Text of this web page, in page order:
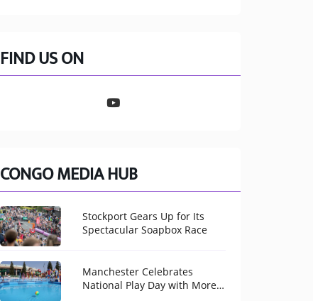
FIND US ON
CONGO MEDIA HUB
Stockport Gears Up for Its
Spectacular Soapbox Race
Manchester Celebrates
National Play Day with More